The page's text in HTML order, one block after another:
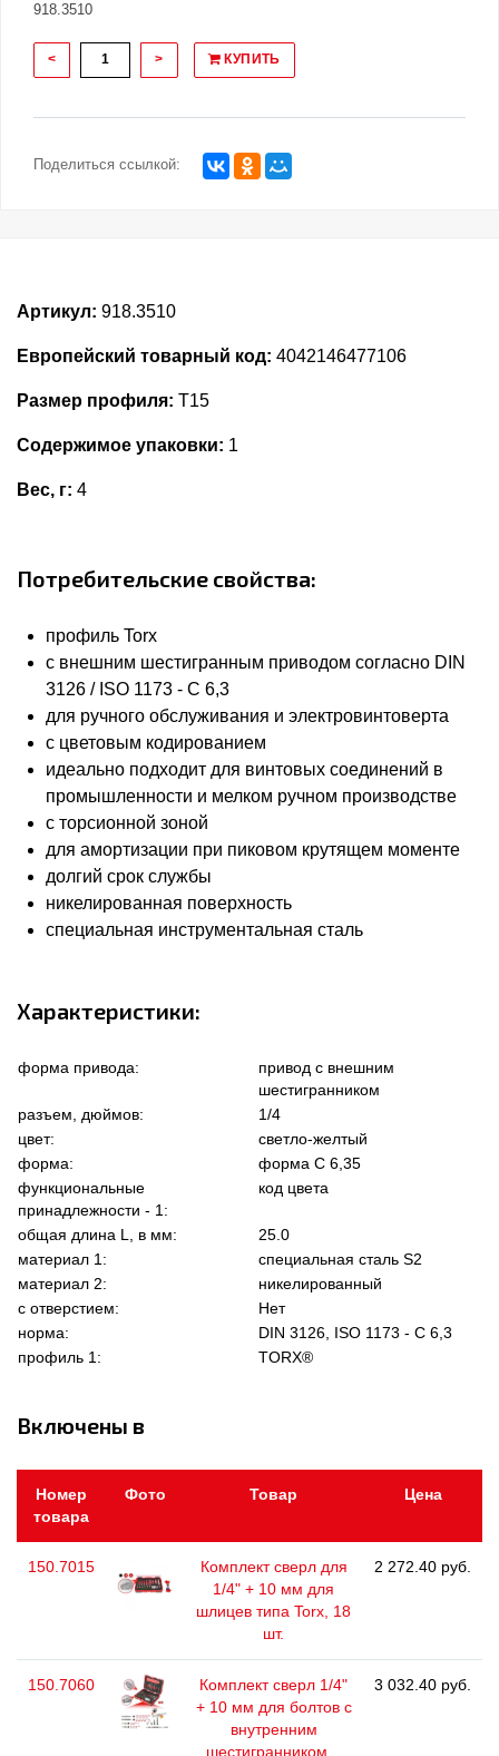
918.3510
< > КУПИТЬ
Поделиться ссылкой:
Артикул: 918.3510
Европейский товарный код: 4042146477106
Размер профиля: T15
Содержимое упаковки: 1
Вес, г: 4
Потребительские свойства:
профиль Torx
с внешним шестигранным приводом согласно DIN
3126 / ISO 1173 - C 6,3
для ручного обслуживания и электровинтоверта
с цветовым кодированием
идеально подходит для винтовых соединений в
промышленности и мелком ручном производстве
с торсионной зоной
для амортизации при пиковом крутящем моменте
долгий срок службы
никелированная поверхность
специальная инструментальная сталь
Характеристики:
форма привода:
привод с внешним
шестигранником
разъем, дюймов:
1/4
цвет:
светло-желтый
форма:
форма C 6,35
функциональные
принадлежности - 1:
код цвета
общая длина L, в мм:
25.0
материал 1:
специальная сталь S2
материал 2:
никелированный
с отверстием:
Нет
норма:
DIN 3126, ISO 1173 - C 6,3
профиль 1:
TORX®
Включены в
Номер
товара
Фото Товар Цена
150.7015
Комплект сверл для
1/4" + 10 мм для
шлицев типа Torx, 18
шт.
2 272.40 руб.
150.7060
Комплект сверл 1/4"
+ 10 мм для болтов с
внутренним
шестигранником...
3 032.40 руб.